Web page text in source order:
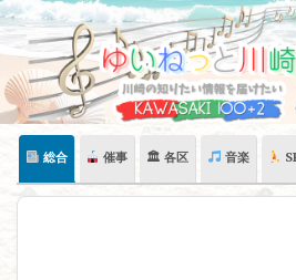
Skip
content
総合 催事 🏛 各区 音楽